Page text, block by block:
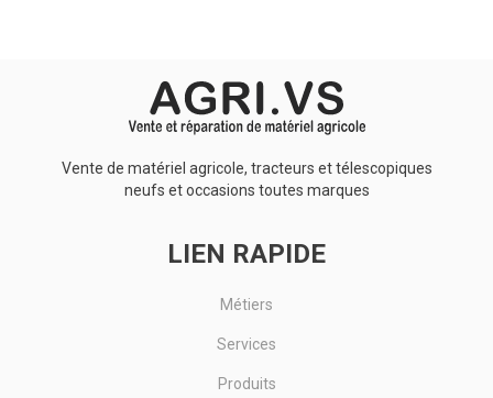
Vente de matériel agricole, tracteurs et télescopiques
neufs et occasions toutes marques
LIEN RAPIDE
Métiers
Services
Produits